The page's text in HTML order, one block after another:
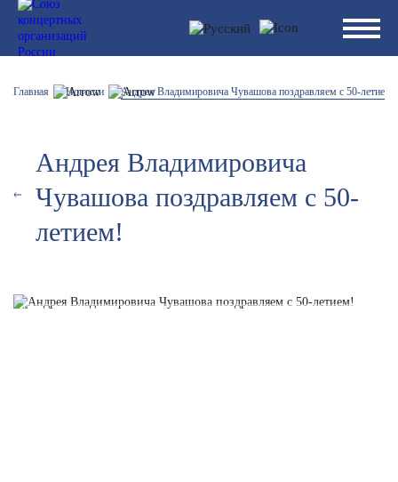
Главная Новости Андрея Владимировича Чувашова поздравляем с 50-летием!
Андрея Владимировича
Чувашова поздравляем с 50-
летием!